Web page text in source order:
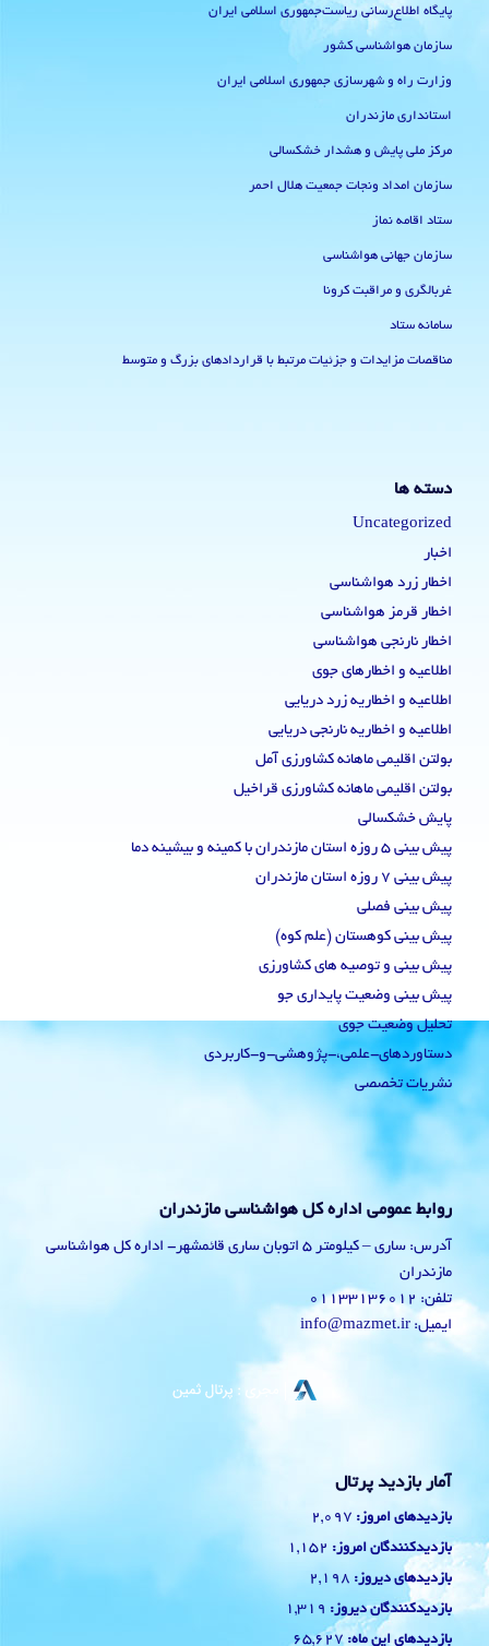
پایگاه اطلاع‌رسانی ریاست‌جمهوری اسلامی ایران
سازمان هواشناسی کشور
وزارت راه و شهرسازی جمهوری اسلامی ایران
استانداری مازندران
مرکز ملی پایش و هشدار خشکسالی
سازمان امداد ونجات جمعیت هلال احمر
ستاد اقامه نماز
سازمان جهانی هواشناسی
غربالگری و مراقبت کرونا
سامانه ستاد
مناقصات مزایدات و جزئیات مرتبط با قراردادهای بزرگ و متوسط
دسته ها
Uncategorized
اخبار
اخطار زرد هواشناسی
اخطار قرمز هواشناسی
اخطار نارنجی هواشناسی
اطلاعیه و اخطارهای جوی
اطلاعیه و اخطاریه زرد دریایی
اطلاعیه و اخطاریه نارنجی دریایی
بولتن اقلیمی ماهانه کشاورزی آمل
بولتن اقلیمی ماهانه کشاورزی قراخیل
پایش خشکسالی
پیش بینی 5 روزه استان مازندران با کمینه و بیشینه دما
پیش بینی 7 روزه استان مازندران
پیش بینی فصلی
پیش بینی کوهستان (علم کوه)
پیش بینی و توصیه های کشاورزی
پیش بینی وضعیت پایداری جو
تحلیل وضعیت جوی
دستاوردهای-علمی،-پژوهشی-و-کاربردی
نشریات تخصصی
روابط عمومی اداره کل هواشناسی مازندران
آدرس: ساری – کیلومتر 5 اتوبان ساری قائمشهر- اداره کل هواشناسی
مازندران
تلفن: 01133136012
ایمیل: info@mazmet.ir
آمار بازدید پرتال
بازدیدهای امروز: 2,097
بازدیدکنندگان امروز: 1,152
بازدیدهای دیروز: 2,198
بازدیدکنندگان دیروز: 1,319
بازدیدهای این ماه: 65,627